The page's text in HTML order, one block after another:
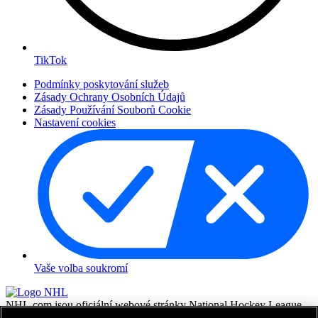
TikTok
Podmínky poskytování služeb
Zásady Ochrany Osobních Údajů
Zásady Používání Souborů Cookie
Nastavení cookies
Vaše volba soukromí
NHL.com jsou oficiální webové stránky National Hockey League.